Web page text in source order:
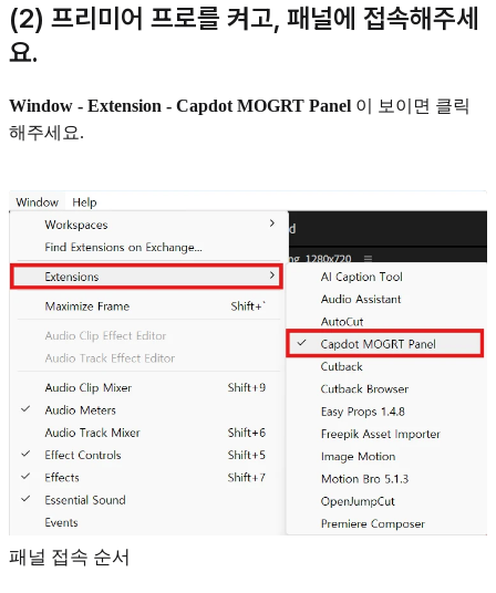
(2) 프리미어 프로를 켜고, 패널에 접속해주세
요.
Window - Extension - Capdot MOGRT Panel 이 보이면 클릭
해주세요.
패널 접속 순서